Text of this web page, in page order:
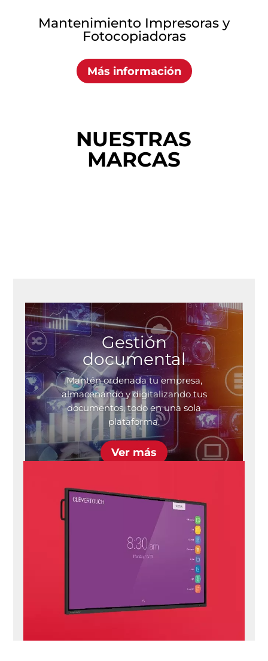
Mantenimiento Impresoras y
Fotocopiadoras
Más información
NUESTRAS
MARCAS
Gestión
documental
Mantén ordenada tu empresa,
almacenando y digitalizando tus
documentos, todo en una sola
plataforma.
Ver más